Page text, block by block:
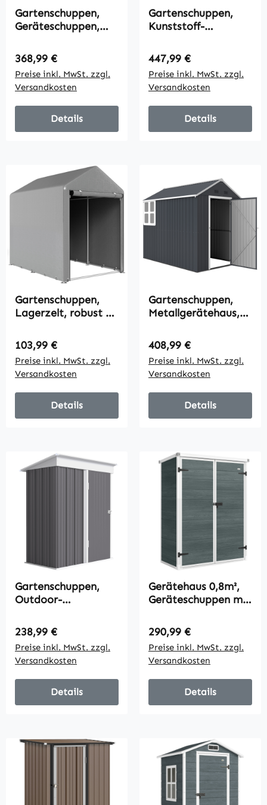
Gartenschuppen,
Geräteschuppen,
Fenster, wetterfest,
Holzoptik, Stahl,
152 x 235,7 x 208,7
cm, Braun
Regulärer Preis:
368,99 €
Preise inkl. MwSt. zzgl.
Versandkosten
Details
Gartenschuppen,
Kunststoff-
Boden, Fenster,
verschließbare
Türen, für Garten,
131B x 186T x 198H
cm, Grau
Regulärer Preis:
447,99 €
Preise inkl. MwSt. zzgl.
Versandkosten
Details
Gartenschuppen,
Lagerzelt, robust &
Stahlrahmen,
1,2x1,8x1,6m,
Hellgrau
Regulärer Preis:
103,99 €
Preise inkl. MwSt. zzgl.
Versandkosten
Details
Gartenschuppen,
Metallgerätehaus,
259x172x222 cm,
Grau/Weiß
Regulärer Preis:
408,99 €
Preise inkl. MwSt. zzgl.
Versandkosten
Details
Gartenschuppen,
Outdoor-
Wellstahl,
Wanddesign,
verstellbare
Regalböden,
verschließbare Tür,
Regulärer Preis:
238,99 €
Preise inkl. MwSt. zzgl.
Versandkosten
Details
Gerätehaus 0,8m²,
Geräteschuppen mit
134 x 68,5 x 170 cm
Kunststoff mit
Abschließbar
Doppeltür Boden
Regulärer Preis:
290,99 €
Preise inkl. MwSt. zzgl.
Versandkosten
Details